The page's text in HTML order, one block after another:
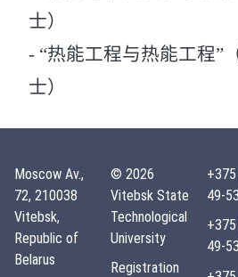
士）
- “热能工程与热能工程”
士）
Moscow Av.,
72, 210038
Vitebsk,
Republic of
Belarus
© 2026
Vitebsk State
Technological
University
Registration
49-
49-